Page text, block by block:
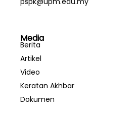
Media
Berita
Artikel
Video
Keratan Akhbar
Dokumen